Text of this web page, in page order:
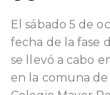
El sábado 5 de
fecha de la fase
se llevó a cabo
en la comuna